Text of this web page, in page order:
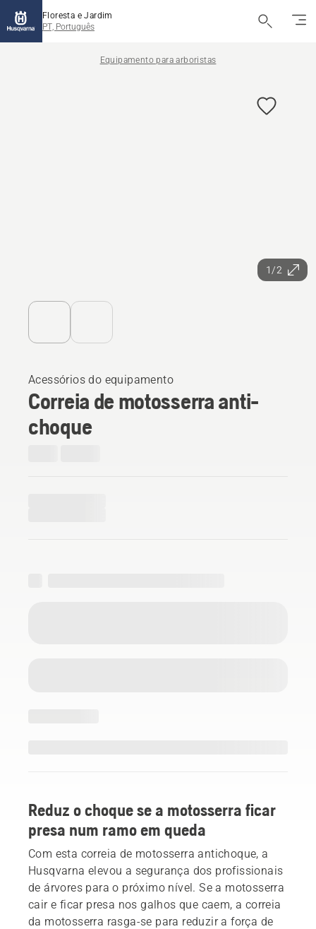
Floresta e Jardim
PT, Português
Equipamento para arboristas
1/2
Acessórios do equipamento
Correia de motosserra anti-
choque
Reduz o choque se a motosserra ficar
presa num ramo em queda
Com esta correia de motosserra antichoque, a
Husqvarna elevou a segurança dos profissionais
de árvores para o próximo nível. Se a motosserra
cair e ficar presa nos galhos que caem, a correia
da motosserra rasga-se para reduzir a força de